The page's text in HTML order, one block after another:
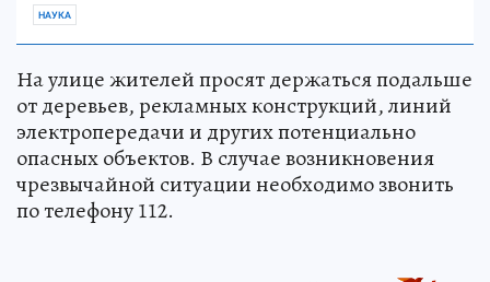
НАУКА
На улице жителей просят держаться подальше
от деревьев, рекламных конструкций, линий
электропередачи и других потенциально
опасных объектов. В случае возникновения
чрезвычайной ситуации необходимо звонить
по телефону 112.